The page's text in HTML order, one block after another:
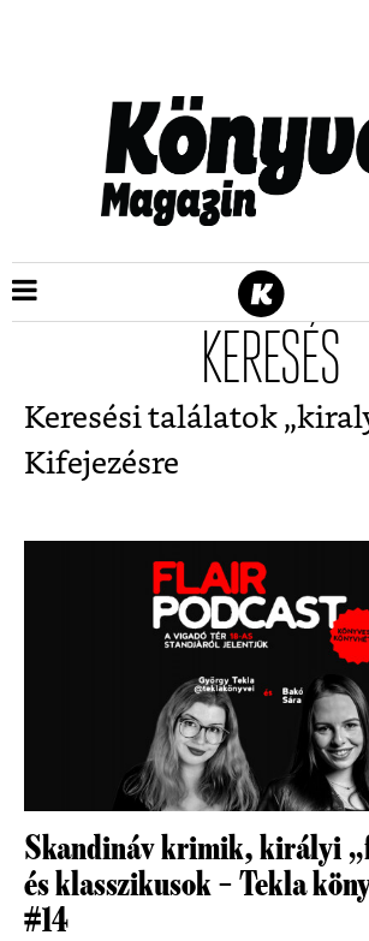
KERESÉS
Keresési találatok „
Kifejezésre
Skandináv krimik, királyi
és klasszikusok – Tekla
#14